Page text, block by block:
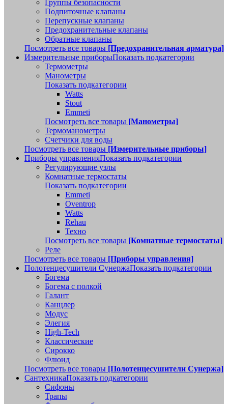
Группы безопасности
Подпиточные клапаны
Перепускные клапаны
Предохранительные клапаны
Обратные клапаны
Посмотреть все товары [Предохранительная арматура]
Измерительные приборыПоказать подкатегории
Термометры
Манометры
Показать подкатегории
Watts
Stout
Emmeti
Посмотреть все товары [Манометры]
Термоманометры
Счетчики для воды
Посмотреть все товары [Измерительные приборы]
Приборы управленияПоказать подкатегории
Регулирующие узлы
Комнатные термостаты
Показать подкатегории
Emmeti
Oventrop
Watts
Rehau
Техно
Посмотреть все товары [Комнатные термостаты]
Реле
Посмотреть все товары [Приборы управления]
Полотенцесушители СунержаПоказать подкатегории
Богема
Богема с полкой
Галант
Канцлер
Модус
Элегия
High-Tech
Классические
Сирокко
Флюид
Посмотреть все товары [Полотенцесушители Сунержа]
СантехникаПоказать подкатегории
Сифоны
Трапы